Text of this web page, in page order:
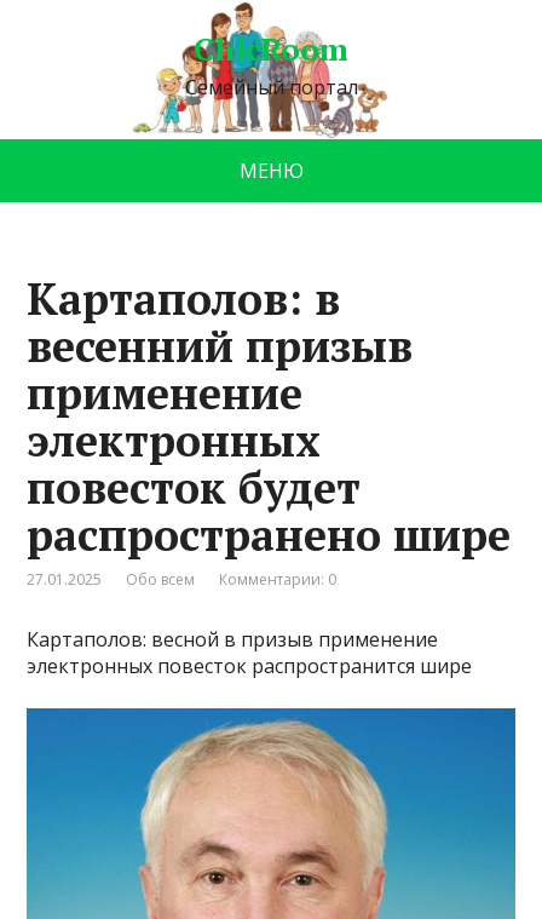
ChicRoom
Семейный портал
МЕНЮ
Картаполов: в
весенний призыв
применение
электронных
повесток будет
распространено шире
27.01.2025 Обо всем Комментарии: 0
Картаполов: весной в призыв применение
электронных повесток распространится шире